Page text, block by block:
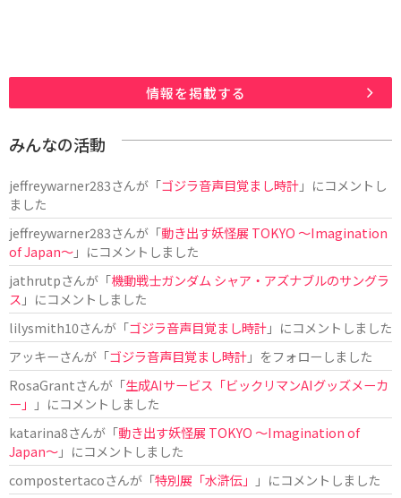
情報を掲載する
みんなの活動
jeffreywarner283さんが「ゴジラ音声目覚まし時計」にコメントし
ました
jeffreywarner283さんが「動き出す妖怪展 TOKYO 〜Imagination
of Japan〜」にコメントしました
jathrutpさんが「機動戦士ガンダム シャア・アズナブルのサングラ
ス 」にコメントしました
lilysmith10さんが「ゴジラ音声目覚まし時計」にコメントしました
アッキーさんが「ゴジラ音声目覚まし時計」をフォローしました
RosaGrantさんが「生成AIサービス「ビックリマンAIグッズメーカ
ー」
」にコメントしました
katarina8さんが「動き出す妖怪展 TOKYO 〜Imagination of
Japan〜」にコメントしました
compostertacoさんが「特別展「水滸伝」
」にコメントしました